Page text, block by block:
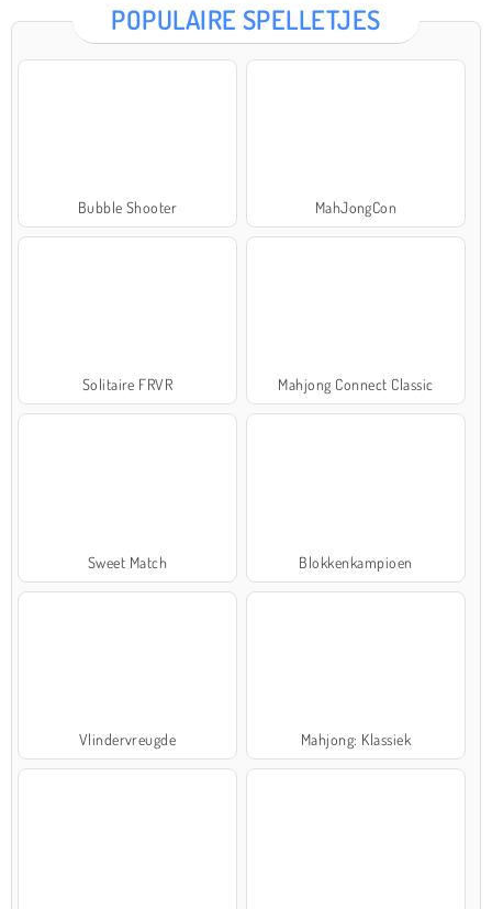
POPULAIRE SPELLETJES
Bubble Shooter MahJongCon
Solitaire FRVR Mahjong Connect Classic
Sweet Match Blokkenkampioen
Vlindervreugde Mahjong: Klassiek